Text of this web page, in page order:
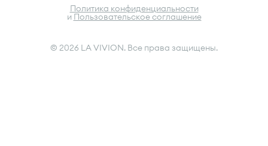
© 2026 LA VIVION. Все права защищены.
Политика конфиденциальности
и Пользовательское соглашение